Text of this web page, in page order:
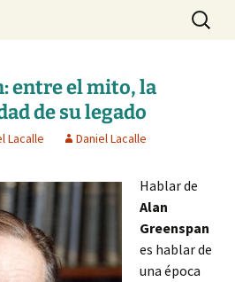
Buscar:
entre el mito, la
de su legado
Lacalle Daniel Lacalle
Hablar de
Alan
Greenspan
es hablar de
una época